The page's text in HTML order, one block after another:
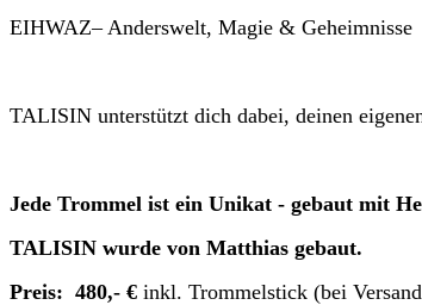
EIHWAZ– Anderswelt, Magie & Geheimnisse
TALISIN unterstützt dich dabei, deinen
Jede Trommel ist ein Unikat - gebaut mit
TALISIN wurde von Matthias gebaut.
Preis: 480,- € inkl. Trommelstick (bei